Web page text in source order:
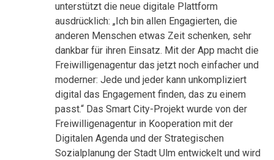
unterstützt die neue digitale Plattform
ausdrücklich: „Ich bin allen Engagierten, die
anderen Menschen etwas Zeit schenken, sehr
dankbar für ihren Einsatz. Mit der App macht die
Freiwilligenagentur das jetzt noch einfacher und
moderner: Jede und jeder kann unkompliziert
digital das Engagement finden, das zu einem
passt.“ Das Smart City-Projekt wurde von der
Freiwilligenagentur in Kooperation mit der
Digitalen Agenda und der Strategischen
Sozialplanung der Stadt Ulm entwickelt und wird